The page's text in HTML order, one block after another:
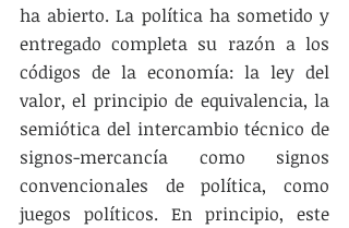
ha abierto. La política ha sometido y
entregado completa su razón a los
códigos de la economía: la ley del
valor, el principio de equivalencia, la
semiótica del intercambio técnico de
signos-mercancía como signos
convencionales de política, como
juegos políticos. En principio, este